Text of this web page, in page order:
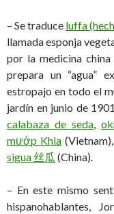
– Se traduce luffa
llamada esponja
por la medicina
prepara un “agua”
estropajo en todo el
jardín en junio de
calabaza de seda,
mướp Khia
sigua 丝瓜 (China).
– En este mismo
hispanohablantes,